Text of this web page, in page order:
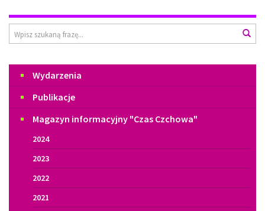
Wyszukiwarka
MenuWydarzenia
Publikacje
Magazyn informacyjny "Czas Czchowa"
2024
2023
2022
2021